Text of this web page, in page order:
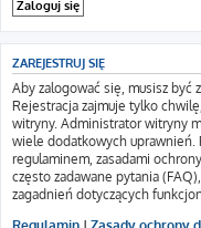
ZAREJESTRUJ SIĘ
Aby zalogować się, musisz być
Rejestracja zajmuje tylko
witryny. Administrator witryny
wiele dodatkowych uprawnień.
regulaminem, zasadami
często zadawane pytania
zagadnień dotyczących